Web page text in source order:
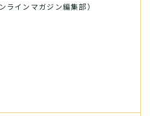
ラインマガジン編集部）